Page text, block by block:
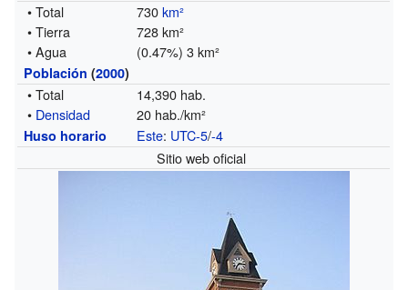
• Total 730km²
• Tierra
728 km²
• Agua
(0.47%) 3 km²
Población (2000)
• Total
14,390 hab.
• Densidad 20 hab./km²
Huso horario Este: UTC-5/-4
Sitio web oficial